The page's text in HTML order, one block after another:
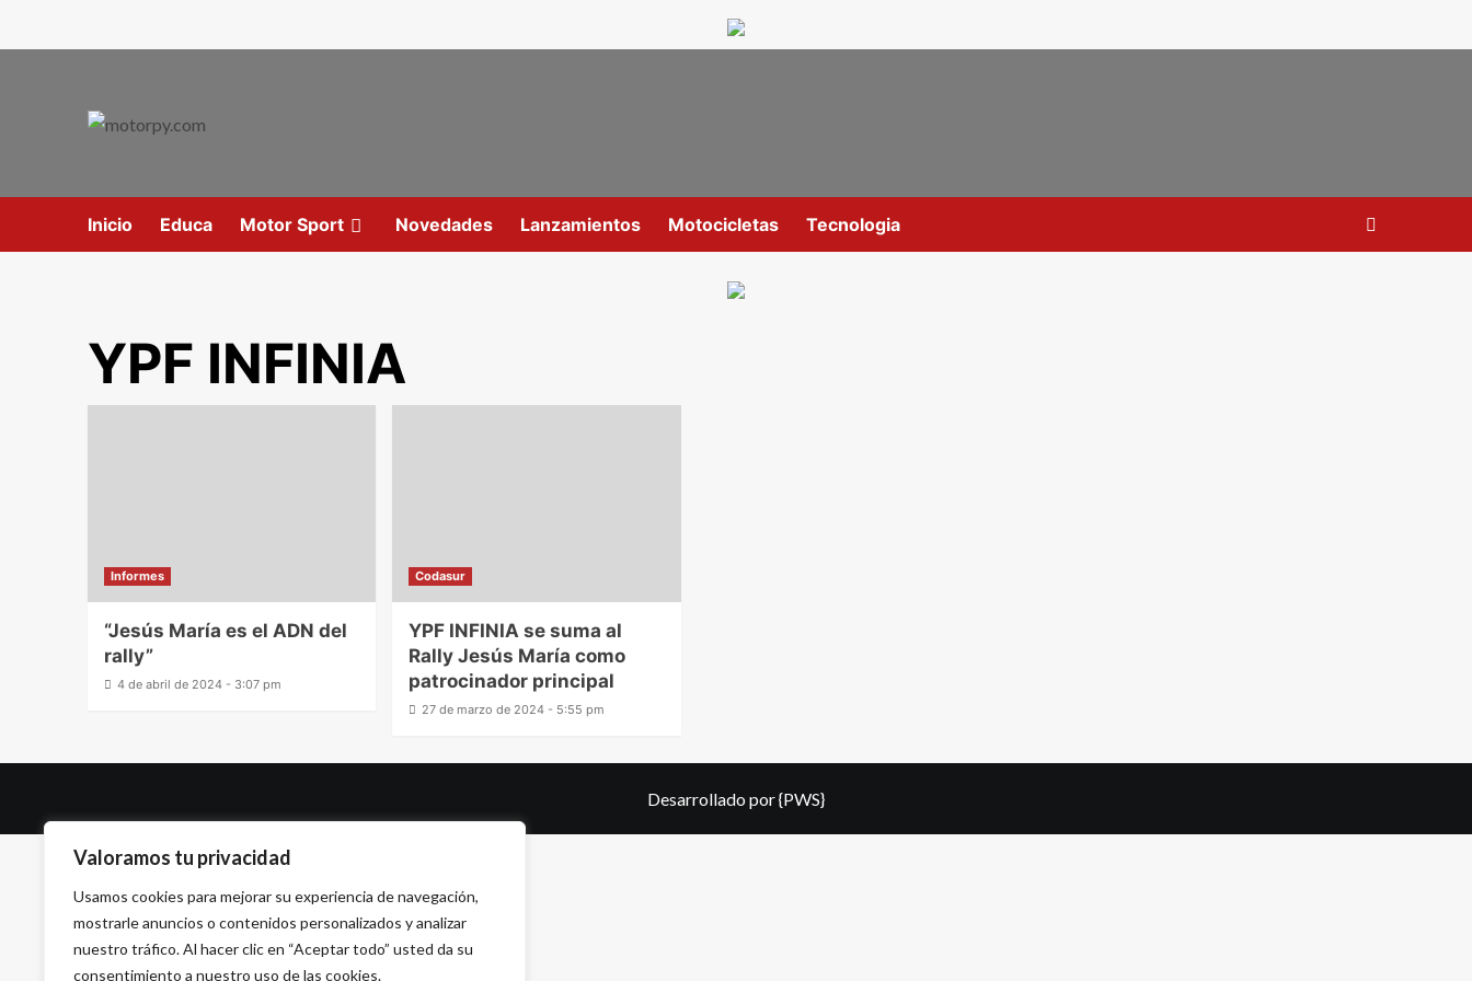
Valoramos tu privacidad
Usamos cookies para mejorar su experiencia de navegación,
mostrarle anuncios o contenidos personalizados y analizar
nuestro tráfico. Al hacer clic en “Aceptar todo” usted da su
consentimiento a nuestro uso de las cookies.
Inicio Educa Motor Sport Novedades Lanzamientos Motocicletas Tecnologia
YPF INFINIA
Informes
“Jesús María es el ADN del
rally”
4 de abril de 2024 - 3:07 pm
Codasur
YPF INFINIA se suma al
Rally Jesús María como
patrocinador principal
27 de marzo de 2024 - 5:55 pm
Desarrollado por{PWS}